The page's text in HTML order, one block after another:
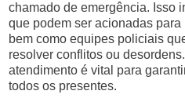
chamado de emergência. Isso
que podem ser acionadas
bem como equipes policiais
resolver conflitos ou
atendimento é vital para
todos os presentes.